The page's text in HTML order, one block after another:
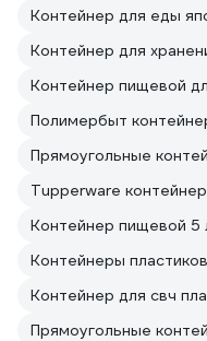
Контейнер для еды
Контейнер для
Контейнер пищевой
Полимербыт
Прямоугольные
Tupperware
Контейнер пищевой 5
Контейнеры
Контейнер для свч
Прямоугольные